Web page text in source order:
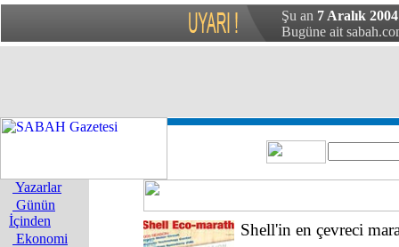
Şu an 7 Aralık 2004
Bugüne ait
Yazarlar
Günün
İçinden
Ekonomi
Shell'in en çevreci